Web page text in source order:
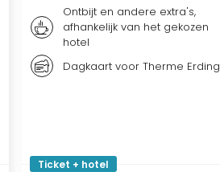
Ontbijt en andere extra's,
afhankelijk van het gekozen
hotel
Dagkaart voor Therme Erding
Ticket + hotel